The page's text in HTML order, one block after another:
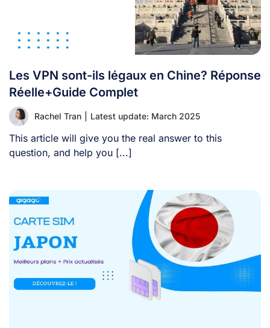
Les VPN sont-ils légaux en Chine? Réponse
Réelle+Guide Complet
Rachel Tran Latest update: March 2025
This article will give you the real answer to this
question, and help you [...]